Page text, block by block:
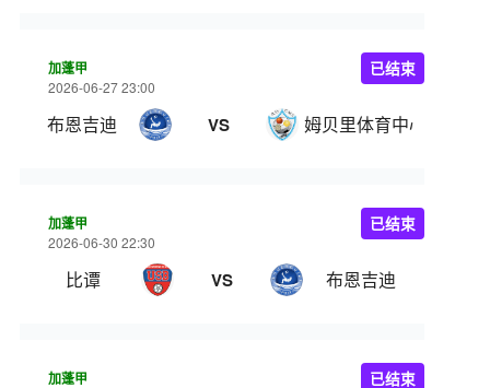
加蓬甲
2026-06-27 23:00
布恩吉迪 VS 姆贝里体育中心
已结束
加蓬甲
2026-06-30 22:30
比谭 VS 布恩吉迪
已结束
加蓬甲 已结束